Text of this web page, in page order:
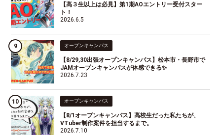
【高３生以上は必見】第1期AOエントリー受付スター
ト！
2026.6.5
オープンキャンパス
【8/29,30出張オープンキャンパス】松本市・長野市で
JAMオープンキャンパスが体感できる✨
2026.7.23
オープンキャンパス
【8/1オープンキャンパス】高校生だった私たちが、
VTuber制作案件を担当するまで。
2026.7.10